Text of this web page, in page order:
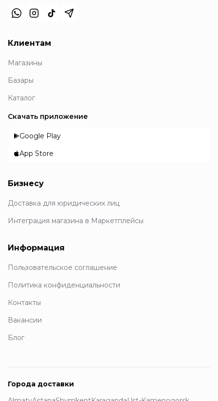
Клиентам
Магазины
Базары
Каталог
Скачать приложение
Google Play
App Store
Бизнесу
Доставка для юридических лиц
Интеграция магазина в Маркетплейсы
Информация
Пользовательское соглашение
Политика конфиденциальности
Контакты
Вакансии
Блог
Города доставки